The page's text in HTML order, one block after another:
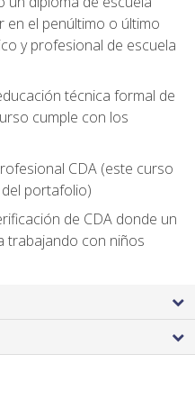
en el penúltimo o último
y profesional de escuela
técnica formal de
cumple con los
CDA (este curso
portafolio)
de CDA donde un
trabajando con niños